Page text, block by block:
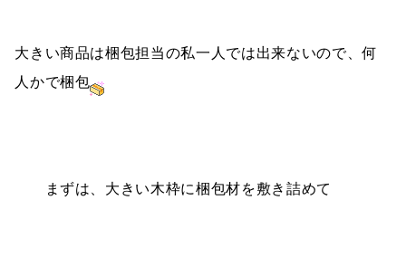
大きい商品は梱包担当の私一人では出来ないので、何
人かで梱包
まずは、大きい木枠に梱包材を敷き詰めて